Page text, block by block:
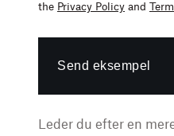
the Privacy Policy and
Send eksempel
Leder du efter en